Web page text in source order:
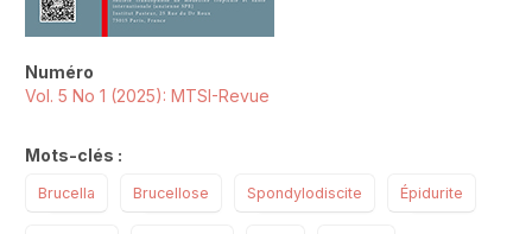
Numéro
Vol. 5 No 1 (2025): MTSI-Revue
Mots-clés :
Brucella Brucellose Spondylodiscite Épidurite